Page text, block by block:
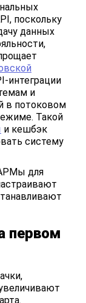
поскольку
данных
интеграции
и
в потоковом
Такой
и кешбэк
систему
для
первом